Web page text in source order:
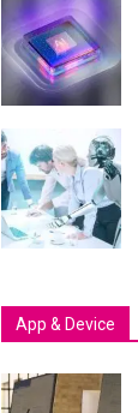
App & Device